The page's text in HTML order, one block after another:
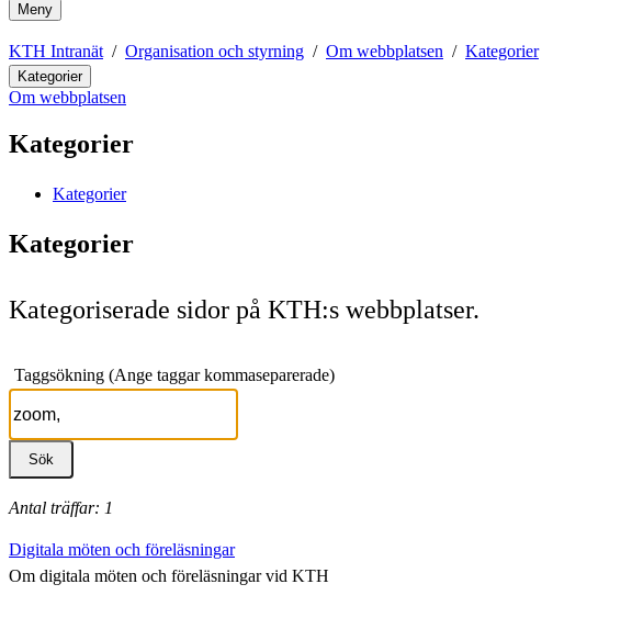
Meny
KTH Intranät Organisation och styrning Om webbplatsen Kategorier
Kategorier
Om webbplatsen
Kategorier
Kategorier
Kategorier
Kategoriserade sidor på KTH:s webbplatser.
Taggsökning (Ange taggar kommaseparerade)
Antal träffar: 1
Digitala möten och föreläsningar
Om digitala möten och föreläsningar vid KTH